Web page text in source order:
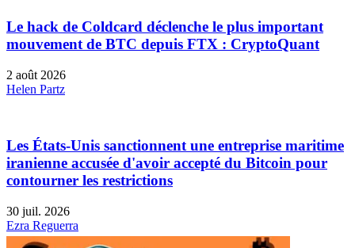
Le hack de Coldcard déclenche le plus important
mouvement de BTC depuis FTX : CryptoQuant
2 août 2026
Helen Partz
Les États-Unis sanctionnent une entreprise maritime
iranienne accusée d'avoir accepté du Bitcoin pour
contourner les restrictions
30 juil. 2026
Ezra Reguerra